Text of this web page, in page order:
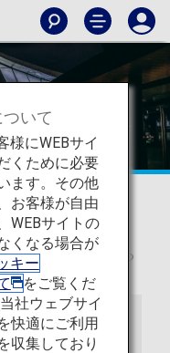
の発着
ら目的地までの役立つ
いて
様にWEBサイ
くために必要
ます。その他
お客様が自由
WEBサイトの
くなる場合が
キー
をご覧くだ
社ウェブサイ
快適にご利用
収集しており